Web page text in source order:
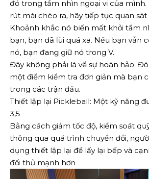
đó trong tầm nhìn ngoại vi của mình.
rút mái chèo ra, hãy tiếp tục quan sát
Khoảnh khắc nó biến mất khỏi tầm
bạn, bạn đã lùi quá xa. Nếu bạn vẫn
nó, bạn đang giữ nó trong V.
Đây không phải là về sự hoàn hảo.
một điểm kiểm tra đơn giản mà bạn
trong các trận đấu.
Thiết lập lại Pickleball: Một kỹ năng
3,5
Bằng cách giảm tốc độ, kiểm soát
thông qua quá trình chuyển đổi,
dụng thiết lập lại để lấy lại bếp và
đối thủ mạnh hơn